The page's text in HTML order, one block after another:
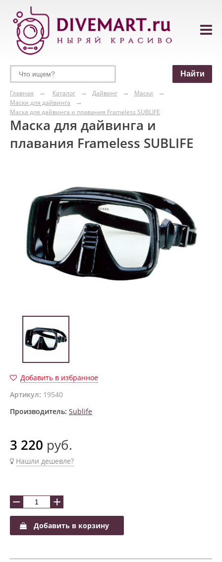
Главная Каталог Дайвинг
Маски
Маски для дайвинга
Маска для дайвинга и плавания Frameless SUBLIFE
Маска для дайвинга и
плавания Frameless SUBLIFE
Добавить в избранное
Артикул: 19540
Производитель: Sublife
3 220 руб.
Нашли дешевле?
− +
Добавить в корзину